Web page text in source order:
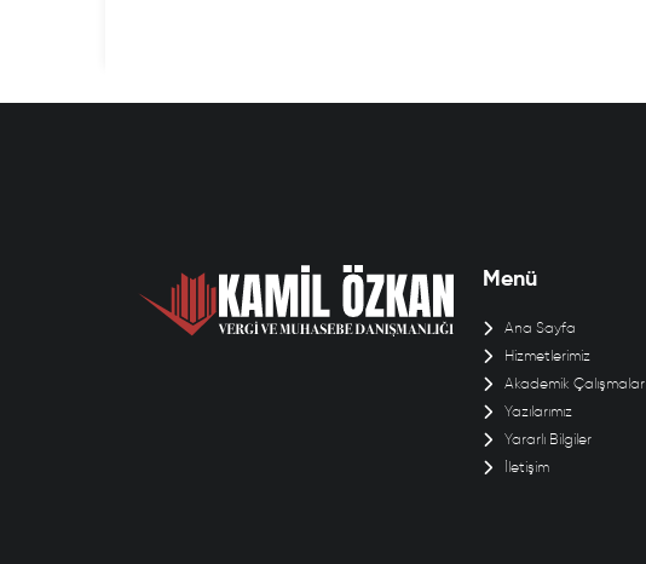
Menü
Ana Sayfa
Hizmetlerimiz
Akademik Çalışmalar
Yazılarımız
Yararlı Bilgiler
İletişim